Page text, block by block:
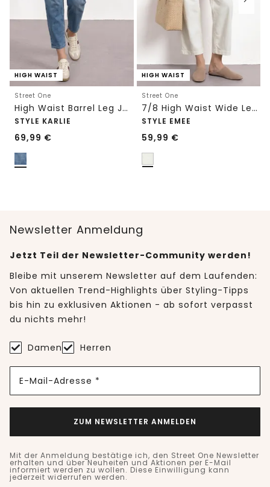
HIGH WAIST
Street One
High Waist Barrel Leg Jeans im Loose Fit
STYLE KARLIE
69,99 €
HIGH WAIST
Street One
7/8 High Waist Wide Leg Jeans im Loose Fit
STYLE EMEE
59,99 €
Newsletter Anmeldung
Jetzt Teil der Newsletter-Community werden!
Bleibe mit unserem Newsletter auf dem Laufenden:
Von aktuellen Trend-Highlights über Styling-Tipps
bis hin zu exklusiven Aktionen - ab sofort verpasst
du nichts mehr!
Damen Herren
E-Mail-Adresse *
ZUM NEWSLETTER ANMELDEN
Mit der Anmeldung bestätige ich, den Street One Newsletter
erhalten und über Neuheiten und Aktionen per E-Mail
informiert werden zu wollen. Diese Einwilligung kann
jederzeit widerrufen werden.